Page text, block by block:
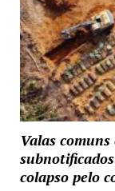
Valas
colapso pelo